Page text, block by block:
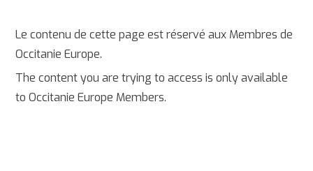
Le contenu de cette page est réservé aux Membres de
Occitanie Europe.
The content you are trying to access is only available
to Occitanie Europe Members.